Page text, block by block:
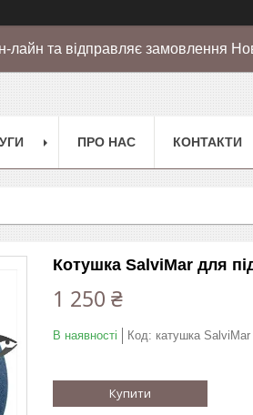
лайн та відправляє замовлення
ПРО НАС КОНТАКТИ
Котушка SalviMar для
1 250 ₴
В наявності Код: катушка
Купити